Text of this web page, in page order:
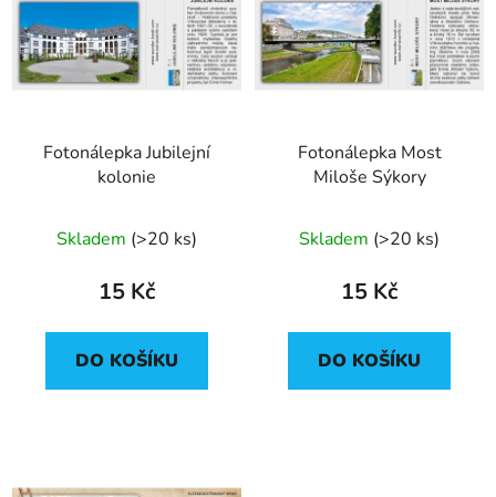
Fotonálepka Jubilejní
kolonie
Skladem (>20 ks)
15 Kč
DO KOŠÍKU
Fotonálepka Most
Miloše Sýkory
Skladem (>20 ks)
15 Kč
DO KOŠÍKU